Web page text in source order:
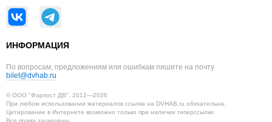
ИНФОРМАЦИЯ
По вопросам, предложениям или ошибкам пишите на почту
bilet@dvhab.ru
© ООО "Фарпост ДВ", 2012—2026
При любом использовании материалов ссылка на DVHAB.ru обязательна.
Цитирование в Интернете возможно только при наличии гиперссылки.
Все права защищены.